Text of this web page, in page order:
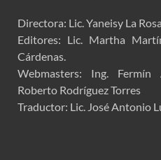
Directora: Lic. Yaneisy La
Editores: Lic. Martha
Cárdenas.
Webmasters: Ing.
Roberto Rodríguez Torres
Traductor: Lic. José Antonio